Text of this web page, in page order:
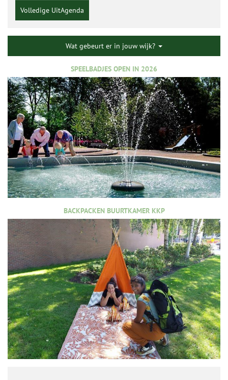
Volledige UitAgenda
Wat gebeurt er in jouw wijk?
SPEELBADJES OPEN IN 2026
BACKPACKEN BUURTKAMER KKP